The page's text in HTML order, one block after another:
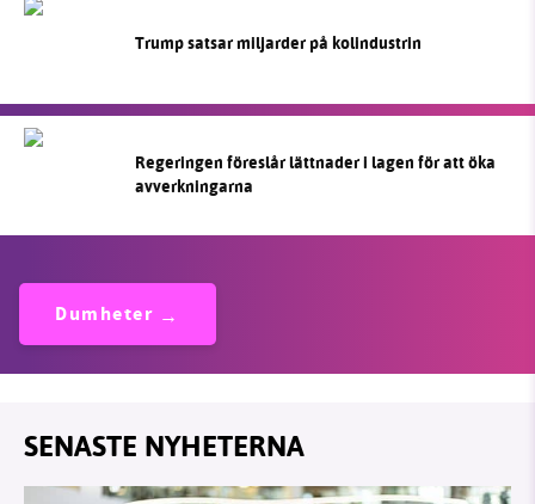
Trump satsar miljarder på kolindustrin
Regeringen föreslår lättnader i lagen för att öka
avverkningarna
Dumheter
SENASTE NYHETERNA